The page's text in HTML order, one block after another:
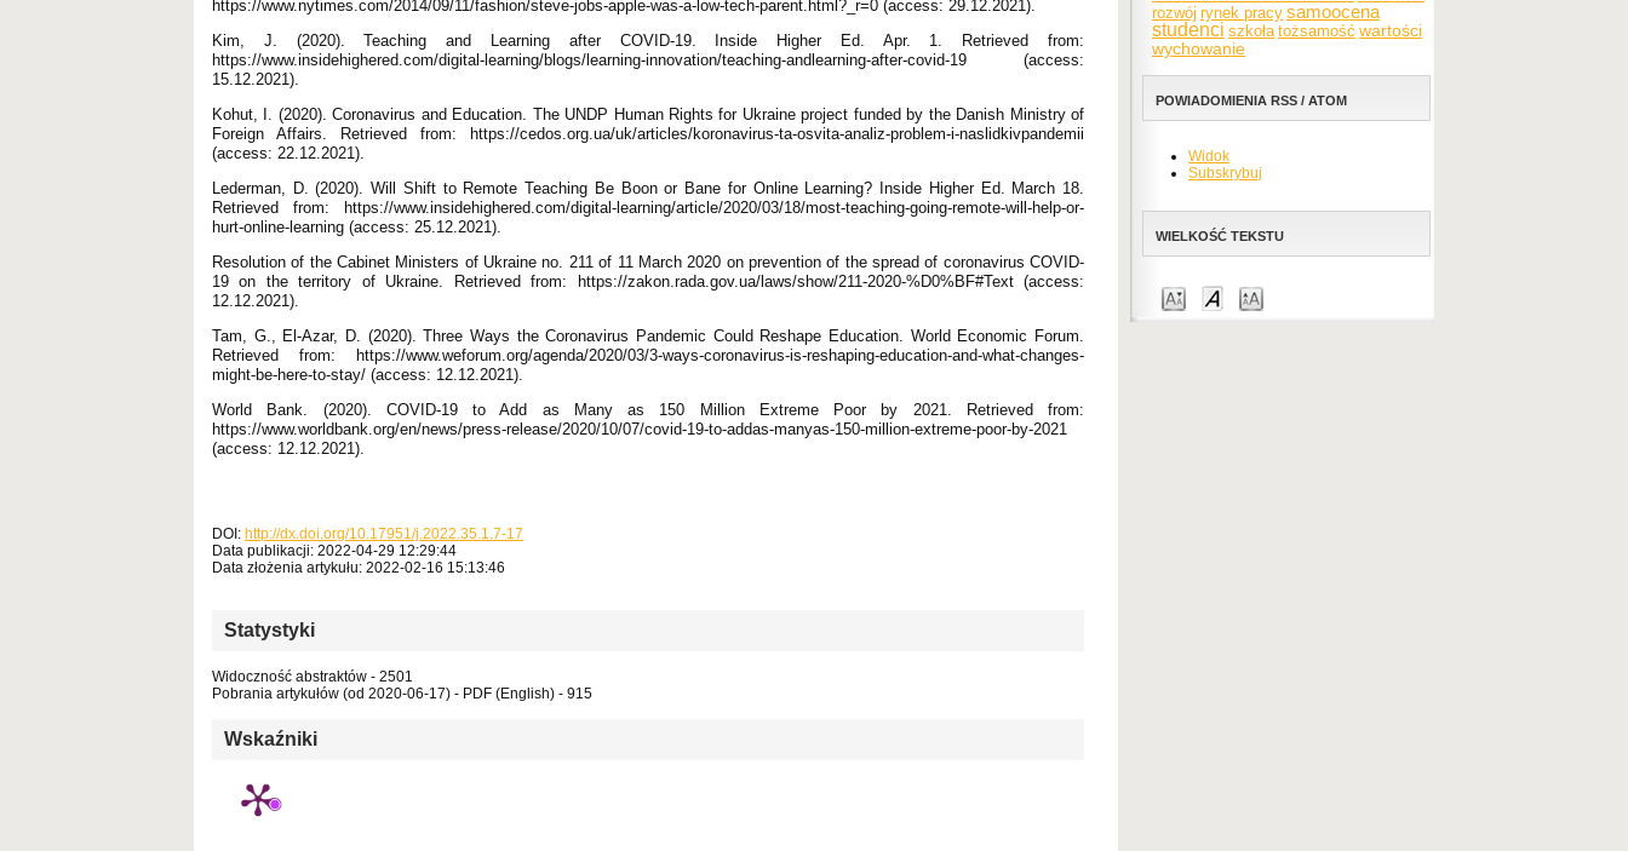
rozwój rynek pracy samoocena
studenci szkoła tożsamość wartości
wychowanie
POWIADOMIENIA RSS / ATOM
Widok
Subskrybuj
WIELKOŚĆ TEKSTU
https://www.nytimes.com/2014/09/11/fashion/steve-jobs-apple-was-a-low-tech-parent.html?_r=0 (access: 29.12.2021).
Kim, J. (2020). Teaching and Learning after COVID-19. Inside Higher Ed. Apr. 1. Retrieved from:
https://www.insidehighered.com/digital-learning/blogs/learning-innovation/teaching-andlearning-after-covid-19 (access:
15.12.2021).
Kohut, І. (2020). Coronavirus and Education. The UNDP Human Rights for Ukraine project funded by the Danish Ministry of
Foreign Affairs. Retrieved from: https://cedos.org.ua/uk/articles/koronavirus-ta-osvita-analiz-problem-i-naslidkivpandemii
(access: 22.12.2021).
Lederman, D. (2020). Will Shift to Remote Teaching Be Boon or Bane for Online Learning? Inside Higher Ed. March 18.
Retrieved from: https://www.insidehighered.com/digital-learning/article/2020/03/18/most-teaching-going-remote-will-help-or-
hurt-online-learning (access: 25.12.2021).
Resolution of the Cabinet Ministers of Ukraine no. 211 of 11 March 2020 on prevention of the spread of coronavirus COVID-
19 on the territory of Ukraine. Retrieved from: https://zakon.rada.gov.ua/laws/show/211-2020-%D0%BF#Text (access:
12.12.2021).
Tam, G., El-Azar, D. (2020). Three Ways the Coronavirus Pandemic Could Reshape Education. World Economic Forum.
Retrieved from: https://www.weforum.org/agenda/2020/03/3-ways-coronavirus-is-reshaping-education-and-what-changes-
might-be-here-to-stay/ (access: 12.12.2021).
World Bank. (2020). COVID-19 to Add as Many as 150 Million Extreme Poor by 2021. Retrieved from:
https://www.worldbank.org/en/news/press-release/2020/10/07/covid-19-to-addas-manyas-150-million-extreme-poor-by-2021
(access: 12.12.2021).
DOI: http://dx.doi.org/10.17951/j.2022.35.1.7-17
Data publikacji: 2022-04-29 12:29:44
Data złożenia artykułu: 2022-02-16 15:13:46
Statystyki
Widoczność abstraktów - 2501
Pobrania artykułów (od 2020-06-17) - PDF (English) - 915
Wskaźniki